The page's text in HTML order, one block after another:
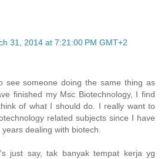
31, 2014 at 7:21:00 PM GMT+2
see someone doing the same thing as
finished my Msc Biotechnology, I find
of what I should do. I really want to
related subjects since I have
dealing with biotech.
just say, tak banyak tempat kerja yg